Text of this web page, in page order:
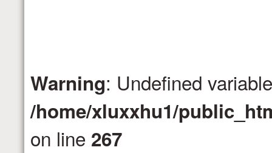
Warning: Undefined
/home/xluxxhu1/
on line 267